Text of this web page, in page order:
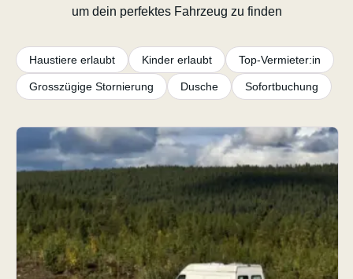
um dein perfektes Fahrzeug zu finden
Haustiere erlaubt Kinder erlaubt Top-Vermieter:in
Grosszügige Stornierung Dusche Sofortbuchung